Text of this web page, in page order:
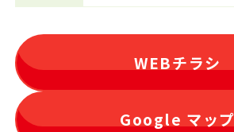
WEBチラシ
Google マップ